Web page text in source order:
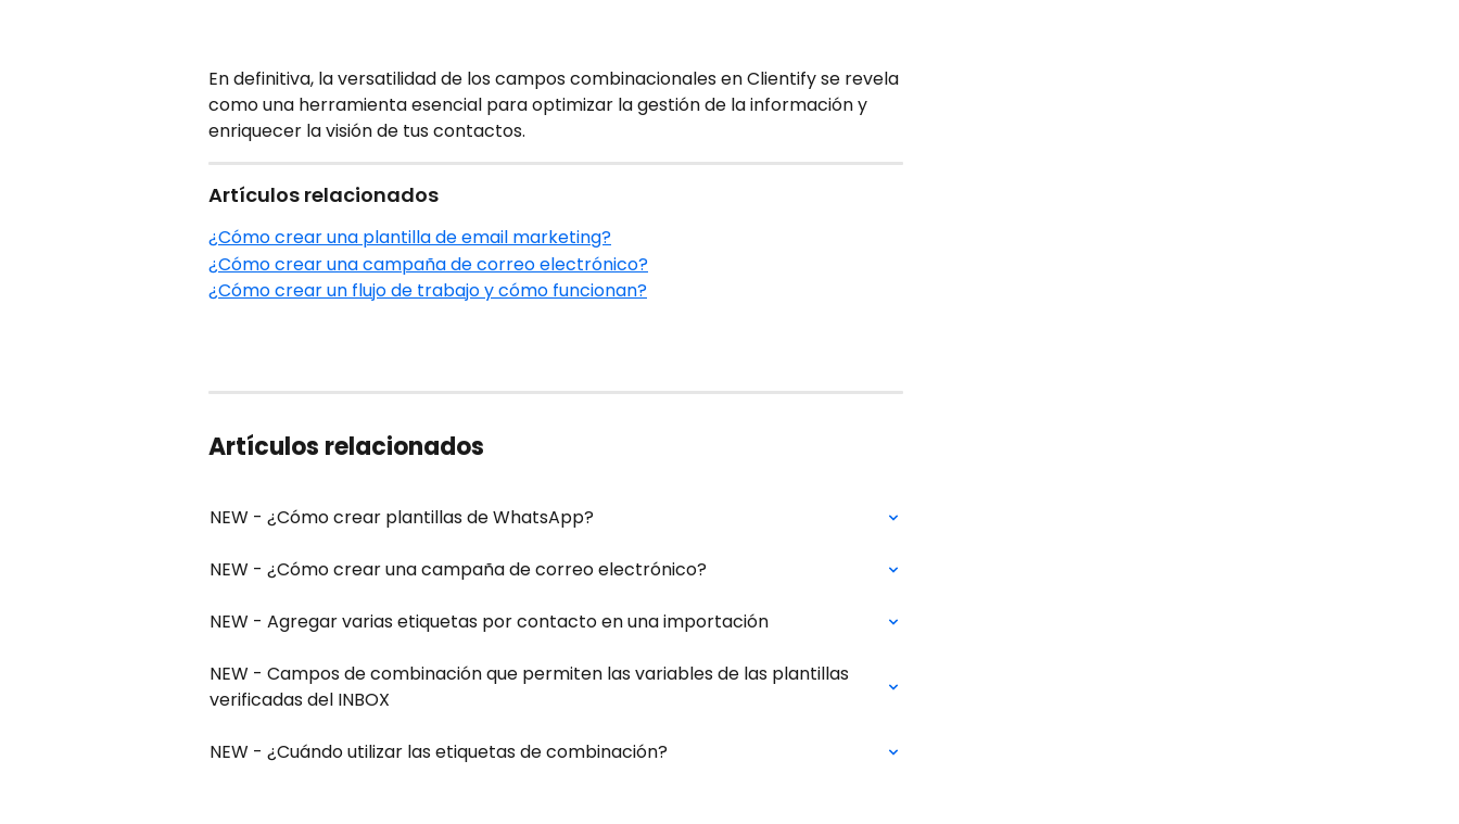
En definitiva, la versatilidad de los campos combinacionales en Clientify se revela
como una herramienta esencial para optimizar la gestión de la información y
enriquecer la visión de tus contactos.
Artículos relacionados
¿Cómo crear una plantilla de email marketing?
¿Cómo crear una campaña de correo electrónico?
¿Cómo crear un flujo de trabajo y cómo funcionan?
Artículos relacionados
NEW - ¿Cómo crear plantillas de WhatsApp?
NEW - ¿Cómo crear una campaña de correo electrónico?
NEW - Agregar varias etiquetas por contacto en una importación
NEW - Campos de combinación que permiten las variables de las plantillas
verificadas del INBOX
NEW - ¿Cuándo utilizar las etiquetas de combinación?